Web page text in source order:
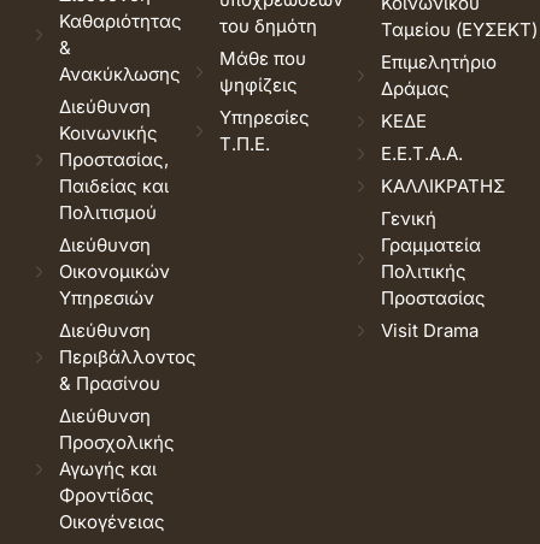
Καθαριότητας
&
Ανακύκλωσης
Διεύθυνση
Κοινωνικής
Προστασίας,
Παιδείας και
Πολιτισμού
Διεύθυνση
Οικονομικών
Υπηρεσιών
Διεύθυνση
Περιβάλλοντος
& Πρασίνου
Διεύθυνση
Προσχολικής
Αγωγής και
Φροντίδας
Οικογένειας
του δημότη
Μάθε που
ψηφίζεις
Υπηρεσίες
Τ.Π.Ε.
Ταμείου (ΕΥΣΕΚΤ)
Επιμελητήριο
Δράμας
ΚΕΔΕ
Ε.Ε.Τ.Α.Α.
ΚΑΛΛΙΚΡΑΤΗΣ
Γενική
Γραμματεία
Πολιτικής
Προστασίας
Visit Drama